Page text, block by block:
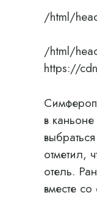
/html/
/html/
https://
в
отметил,
отель.
вместе